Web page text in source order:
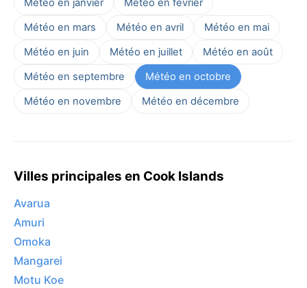
Météo en janvier
Météo en février
Météo en mars
Météo en avril
Météo en mai
Météo en juin
Météo en juillet
Météo en août
Météo en septembre
Météo en octobre
Météo en novembre
Météo en décembre
Villes principales en Cook Islands
Avarua
Amuri
Omoka
Mangarei
Motu Koe